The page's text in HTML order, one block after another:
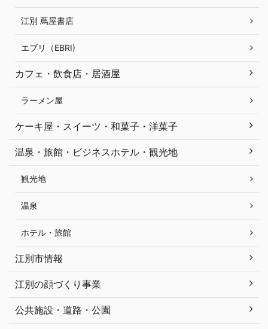
江別 蔦屋書店
エブリ（EBRI)
カフェ・飲食店・居酒屋
ラーメン屋
ケーキ屋・スイーツ・和菓子・洋菓子
温泉・旅館・ビジネスホテル・観光地
観光地
温泉
ホテル・旅館
江別市情報
江別の顔づくり事業
公共施設・道路・公園